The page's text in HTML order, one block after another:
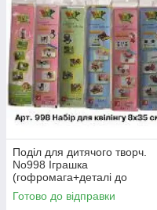
Поділ для дитячого творч.
No998 Іграшка
(гофромага+деталі до
іграшки) ведмедик/танк/
смоліт/пінгвін
Готово до відправки